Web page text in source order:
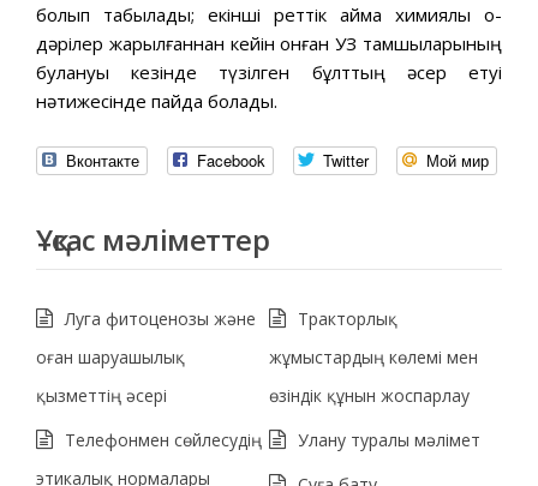
болып табылады; екінші реттік аймақ химиялық оқ-
дәрілер жарылғаннан кейін қонған УЗ тамшыларының
булануы кезінде түзілген бұлттың әсер етуі
нәтижесінде пайда болады.
Вконтакте Facebook Twitter Мой мир
Ұқсас мәліметтер
Луга фитоценозы және
оған шаруашылық
қызметтің әсері
Тракторлық
жұмыстардың көлемі мен
өзіндік құнын жоспарлау
Телефонмен сөйлесудің
этикалық нормалары
Улану туралы мәлімет